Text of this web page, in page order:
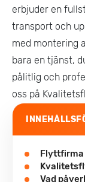
erbjuder en
transport och
med montering
bara en tjänst,
pålitlig och
oss på
Flyttfirma
Vad